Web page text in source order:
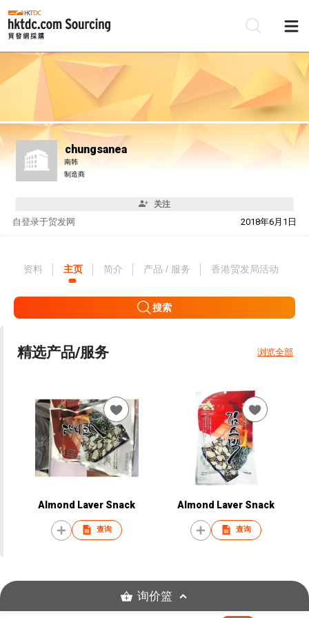
chungsanea
南韩
制造商
关注
自 2018年6月1日
登录于贸发网
资料 主页 简介 产品 / 服务 香港贸发局活动
搜索
精选产品/服务 浏览全部
Almond Laver Snack
查询
Almond Laver Snack
查询
询价篮